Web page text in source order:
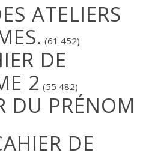
ATELIERS
(61 452)
DE
2 (55 482)
DU PRÉNOM
DE